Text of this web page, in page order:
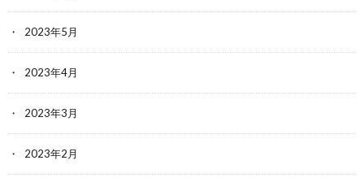
2023年5月
2023年4月
2023年3月
2023年2月